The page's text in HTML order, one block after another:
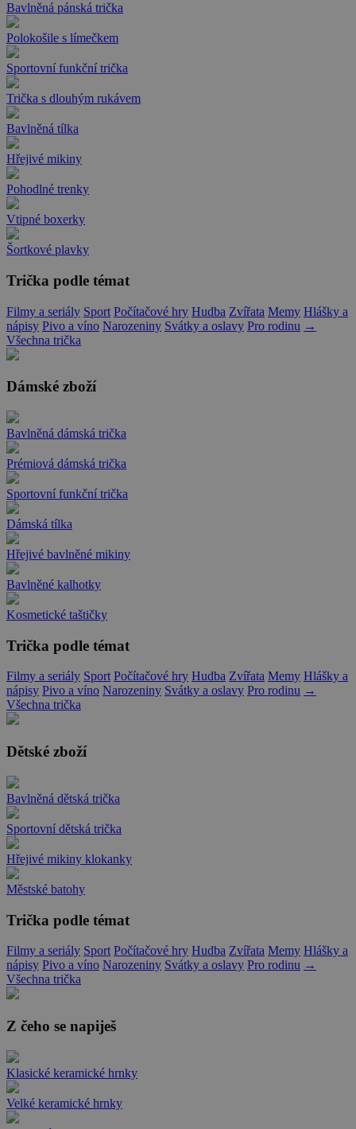
Bavlněná pánská trička
Polokošile s límečkem
Sportovní funkční trička
Trička s dlouhým rukávem
Bavlněná tílka
Hřejivé mikiny
Pohodlné trenky
Vtipné boxerky
Šortkové plavky
Trička podle témat
Filmy a seriály Sport Počítačové hry Hudba Zvířata Memy Hlášky a
nápisy Pivo a víno Narozeniny Svátky a oslavy Pro rodinu →
Všechna trička
Dámské zboží
Bavlněná dámská trička
Prémiová dámská trička
Sportovní funkční trička
Dámská tílka
Hřejivé bavlněné mikiny
Bavlněné kalhotky
Kosmetické taštičky
Trička podle témat
Filmy a seriály Sport Počítačové hry Hudba Zvířata Memy Hlášky a
nápisy Pivo a víno Narozeniny Svátky a oslavy Pro rodinu →
Všechna trička
Dětské zboží
Bavlněná dětská trička
Sportovní dětská trička
Hřejivé mikiny klokanky
Městské batohy
Trička podle témat
Filmy a seriály Sport Počítačové hry Hudba Zvířata Memy Hlášky a
nápisy Pivo a víno Narozeniny Svátky a oslavy Pro rodinu →
Všechna trička
Z čeho se napiješ
Klasické keramické hrnky
Velké keramické hrnky